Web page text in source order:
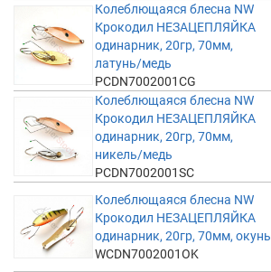
Колеблющаяся блесна NW
Крокодил НЕЗАЦЕПЛЯЙКА
одинарник, 20гр, 70мм,
латунь/медь
PCDN7002001CG
Колеблющаяся блесна NW
Крокодил НЕЗАЦЕПЛЯЙКА
одинарник, 20гр, 70мм,
никель/медь
PCDN7002001SC
Колеблющаяся блесна NW
Крокодил НЕЗАЦЕПЛЯЙКА
одинарник, 20гр, 70мм, окунь
WCDN7002001OK